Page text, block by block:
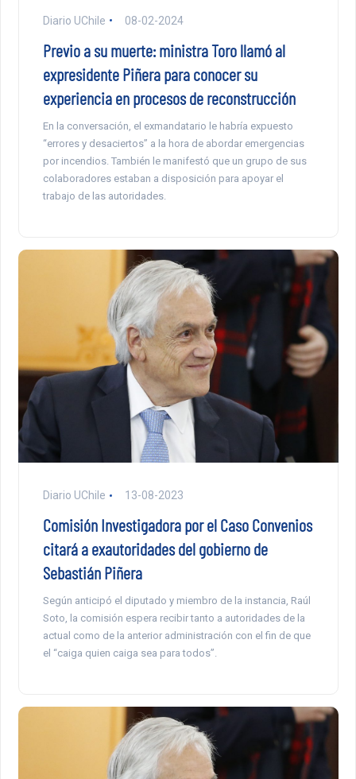
Diario UChile 08-02-2024
Previo a su muerte: ministra Toro llamó al
expresidente Piñera para conocer su
experiencia en procesos de reconstrucción
En la conversación, el exmandatario le habría expuesto
“errores y desaciertos” a la hora de abordar emergencias
por incendios. También le manifestó que un grupo de sus
colaboradores estaban a disposición para apoyar el
trabajo de las autoridades.
Diario UChile 13-08-2023
Comisión Investigadora por el Caso Convenios
citará a exautoridades del gobierno de
Sebastián Piñera
Según anticipó el diputado y miembro de la instancia, Raúl
Soto, la comisión espera recibir tanto a autoridades de la
actual como de la anterior administración con el fin de que
el “caiga quien caiga sea para todos”.